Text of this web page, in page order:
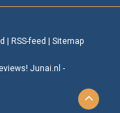
RSS-feed Sitemap
Junai.nl -